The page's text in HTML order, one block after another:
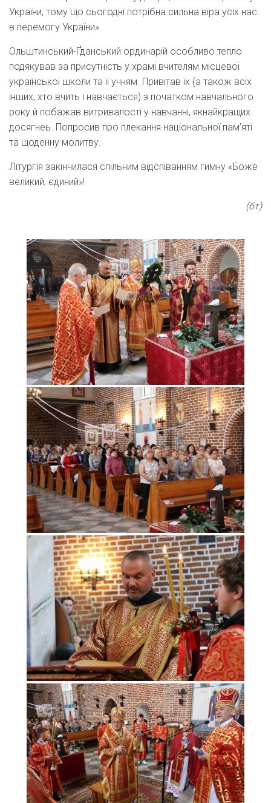
України, тому що сьогодні потрібна сильна віра усіх нас
в перемогу України».
Ольштинський-Ґданський ординарій особливо тепло
подякував за присутність у храмі вчителям місцевої
української школи та її учням. Привітав їх (а також всіх
інших, хто вчить і навчається) з початком навчального
року й побажав витривалості у навчанні, якнайкращих
досягнеь. Попросив про плекання національної пам’яті
та щоденну молитву.
Літургія закінчилася спільним відспіванням гимну «Боже
великий, єдиний»!
(бт)